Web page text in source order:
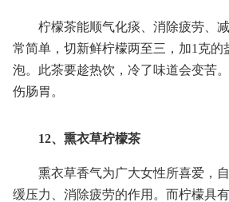
柠檬茶能顺气化痰、消除疲劳、
常简单，切新鲜柠檬两至三，加1克的
泡。此茶要趁热饮，冷了味道会变苦
伤肠胃。
12、熏衣草柠檬茶
熏衣草香气为广大女性所喜爱，
缓压力、消除疲劳的作用。而柠檬具